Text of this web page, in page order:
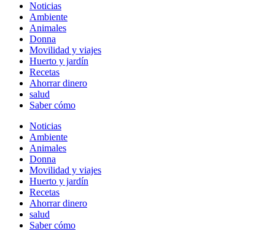
Noticias
Ambiente
Animales
Donna
Movilidad y viajes
Huerto y jardín
Recetas
Ahorrar dinero
salud
Saber cómo
Noticias
Ambiente
Animales
Donna
Movilidad y viajes
Huerto y jardín
Recetas
Ahorrar dinero
salud
Saber cómo